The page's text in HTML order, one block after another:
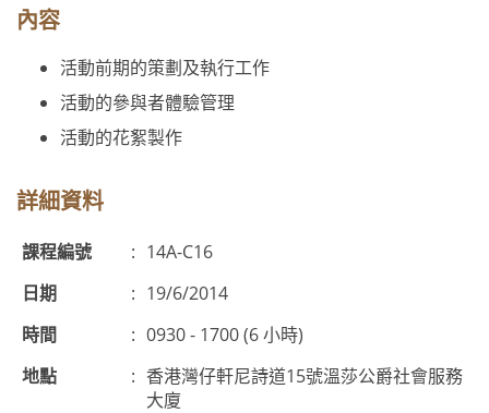
內容
活動前期的策劃及執行工作
活動的參與者體驗管理
活動的花絮製作
詳細資料
課程編號 : 14A-C16
日期
: 19/6/2014
時間
: 0930 - 1700 (6 小時)
地點
: 香港灣仔軒尼詩道15號溫莎公爵社會服務
大廈